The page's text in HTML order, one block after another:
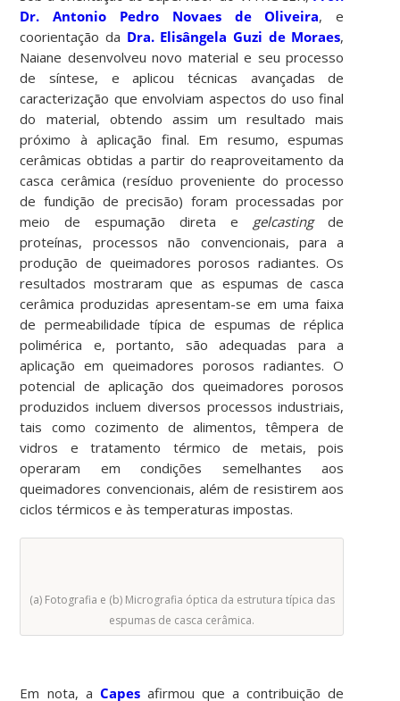
Dr. Antonio Pedro Novaes de Oliveira, e
coorientação da Dra. Elisângela Guzi de Moraes,
Naiane desenvolveu novo material e seu processo
de síntese, e aplicou técnicas avançadas de
caracterização que envolviam aspectos do uso final
do material, obtendo assim um resultado mais
próximo à aplicação final. Em resumo, espumas
cerâmicas obtidas a partir do reaproveitamento da
casca cerâmica (resíduo proveniente do processo
de fundição de precisão) foram processadas por
meio de espumação direta e gelcastingde
proteínas, processos não convencionais, para a
produção de queimadores porosos radiantes. Os
resultados mostraram que as espumas de casca
cerâmica produzidas apresentam-se em uma faixa
de permeabilidade típica de espumas de réplica
polimérica e, portanto, são adequadas para a
aplicação em queimadores porosos radiantes. O
potencial de aplicação dos queimadores porosos
produzidos incluem diversos processos industriais,
tais como cozimento de alimentos, têmpera de
vidros e tratamento térmico de metais, pois
operaram em condições semelhantes aos
queimadores convencionais, além de resistirem aos
ciclos térmicos e às temperaturas impostas.
(a) Fotografia e (b) Micrografia óptica da estrutura típica das
espumas de casca cerâmica.
Em nota, a Capesafirmou que a contribuição de